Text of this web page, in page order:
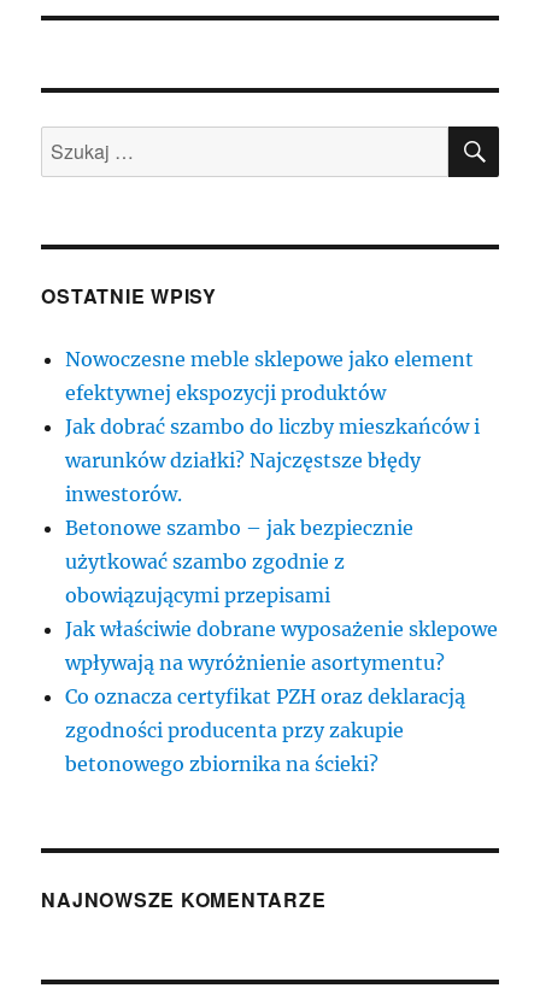
Szukaj:
OSTATNIE WPISY
Nowoczesne meble sklepowe jako element
efektywnej ekspozycji produktów
Jak dobrać szambo do liczby mieszkańców i
warunków działki? Najczęstsze błędy
inwestorów.
Betonowe szambo – jak bezpiecznie
użytkować szambo zgodnie z
obowiązującymi przepisami
Jak właściwie dobrane wyposażenie sklepowe
wpływają na wyróżnienie asortymentu?
Co oznacza certyfikat PZH oraz deklaracją
zgodności producenta przy zakupie
betonowego zbiornika na ścieki?
NAJNOWSZE KOMENTARZE